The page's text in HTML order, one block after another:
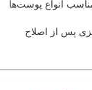
انواع پوست‌ها
پس از اصلاح